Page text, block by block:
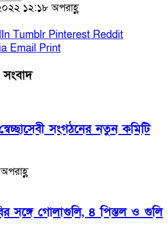
১২:১৮ অপরাহ্ণ
Tumblr Pinterest Reddit
Email Print
সংগঠনের নতুন কমিটি
সঙ্গে গোলাগুলি, ৪ পিস্তল ও গুলি